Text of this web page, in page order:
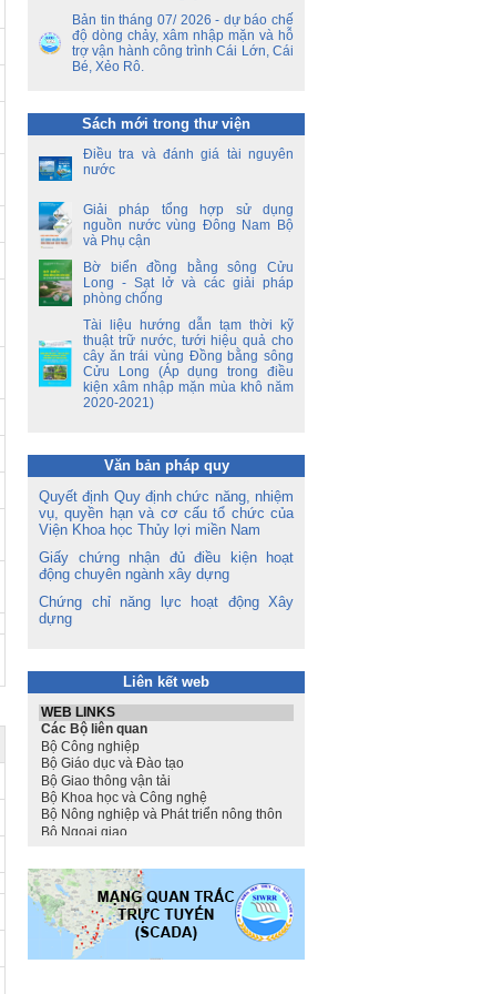
Bản tin tháng 07/ 2026 - dự báo chế
độ dòng chảy, xâm nhập mặn và hỗ
trợ vận hành công trình Cái Lớn, Cái
Bé, Xẻo Rô.
Sách mới trong thư viện
Điều tra và đánh giá tài nguyên
nước
Giải pháp tổng hợp sử dụng
nguồn nước vùng Đông Nam Bộ
và Phụ cận
Bờ biển đồng bằng sông Cửu
Long - Sạt lở và các giải pháp
phòng chống
Tài liệu hướng dẫn tạm thời kỹ
thuật trữ nước, tưới hiệu quả cho
cây ăn trái vùng Đồng bằng sông
Cửu Long (Áp dụng trong điều
kiện xâm nhập mặn mùa khô năm
2020-2021)
Văn bản pháp quy
Quyết định Quy định chức năng, nhiệm
vụ, quyền hạn và cơ cấu tổ chức của
Viện Khoa học Thủy lợi miền Nam
Giấy chứng nhận đủ điều kiện hoạt
động chuyên ngành xây dựng
Chứng chỉ năng lực hoạt động Xây
dựng
Liên kết web